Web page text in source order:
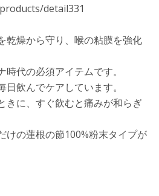
detail331
乾燥から守り、喉の粘膜を強化
代の必須アイテムです。
飲んでケアしています。
きに、すぐ飲むと痛みが和らぎ
けの蓮根の節100%粉末タイプが